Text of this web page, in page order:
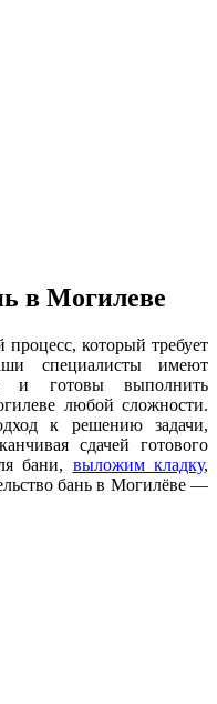
в Могилеве
который требует
специалисты имеют
готовы выполнить
любой сложности.
к решению задачи,
сдачей готового
бани, выложим кладку,
бань в Могилёве —